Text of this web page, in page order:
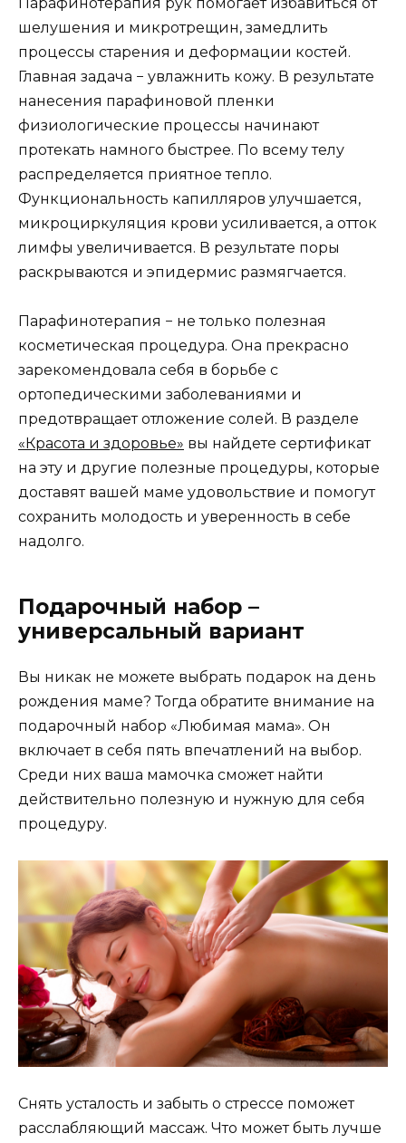
шелушения и микротрещин, замедлить
процессы старения и деформации костей.
Главная задача − увлажнить кожу. В результате
нанесения парафиновой пленки
физиологические процессы начинают
протекать намного быстрее. По всему телу
распределяется приятное тепло.
Функциональность капилляров улучшается,
микроциркуляция крови усиливается, а отток
лимфы увеличивается. В результате поры
раскрываются и эпидермис размягчается.
Парафинотерапия − не только полезная
косметическая процедура. Она прекрасно
зарекомендовала себя в борьбе с
ортопедическими заболеваниями и
предотвращает отложение солей. В разделе
«Красота и здоровье» вы найдете сертификат
на эту и другие полезные процедуры, которые
доставят вашей маме удовольствие и помогут
сохранить молодость и уверенность в себе
надолго.
Подарочный набор –
универсальный вариант
Вы никак не можете выбрать подарок на день
рождения маме? Тогда обратите внимание на
подарочный набор «Любимая мама». Он
включает в себя пять впечатлений на выбор.
Среди них ваша мамочка сможет найти
действительно полезную и нужную для себя
процедуру.
Снять усталость и забыть о стрессе поможет
расслабляющий массаж. Что может быть лучше